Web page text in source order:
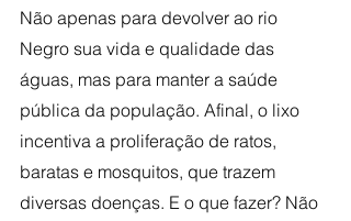
Não apenas para devolver ao rio
Negro sua vida e qualidade das
águas, mas para manter a saúde
pública da população. Afinal, o lixo
incentiva a proliferação de ratos,
baratas e mosquitos, que trazem
diversas doenças. E o que fazer? Não